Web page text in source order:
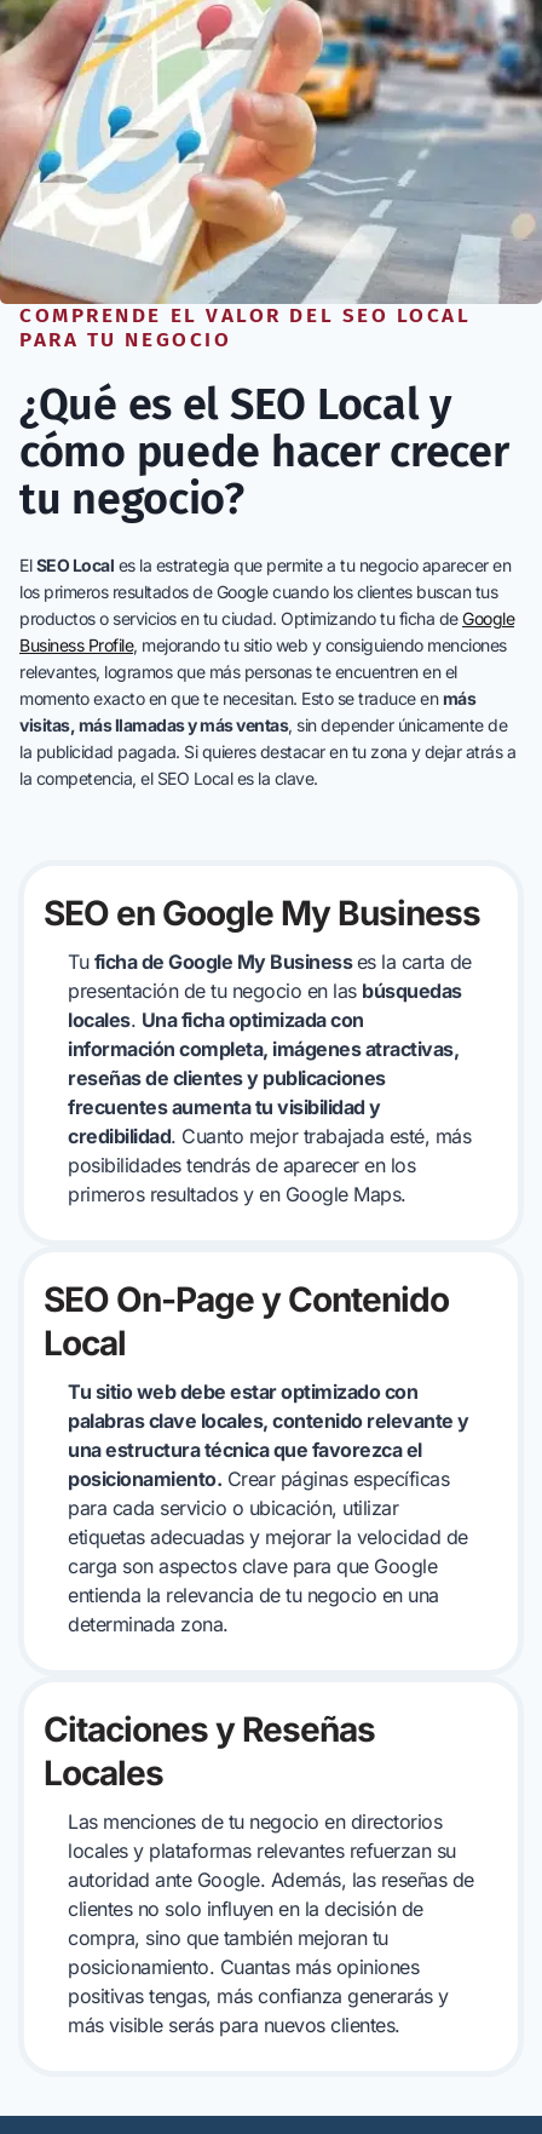
COMPRENDE EL VALOR DEL SEO LOCAL
PARA TU NEGOCIO
¿Qué es el SEO Local y
cómo puede hacer crecer
tu negocio?
ElSEO Local es la estrategia que permite a tu negocio aparecer en
los primeros resultados de Google cuando los clientes buscan tus
productos o servicios en tu ciudad. Optimizando tu ficha deGoogle
Business Profile, mejorando tu sitio web y consiguiendo menciones
relevantes, logramos que más personas te encuentren en el
momento exacto en que te necesitan. Esto se traduce enmás
visitas, más llamadas y más ventas, sin depender únicamente de
la publicidad pagada. Si quieres destacar en tu zona y dejar atrás a
la competencia, el SEO Local es la clave.
SEO en Google My Business
Tu ficha de Google My Businesses la carta de
presentación de tu negocio en las búsquedas
locales. Una ficha optimizada con
información completa, imágenes atractivas,
reseñas de clientes y publicaciones
frecuentes aumenta tu visibilidad y
credibilidad. Cuanto mejor trabajada esté, más
posibilidades tendrás de aparecer en los
primeros resultados y en Google Maps.
SEO On-Page y Contenido
Local
Tu sitio web debe estar optimizado con
palabras clave locales, contenido relevante y
una estructura técnica que favorezca el
posicionamiento. Crear páginas específicas
para cada servicio o ubicación, utilizar
etiquetas adecuadas y mejorar la velocidad de
carga son aspectos clave para que Google
entienda la relevancia de tu negocio en una
determinada zona.
Citaciones y Reseñas
Locales
Las menciones de tu negocio en directorios
locales y plataformas relevantes refuerzan su
autoridad ante Google. Además, las reseñas de
clientes no solo influyen en la decisión de
compra, sino que también mejoran tu
posicionamiento. Cuantas más opiniones
positivas tengas, más confianza generarás y
más visible serás para nuevos clientes.